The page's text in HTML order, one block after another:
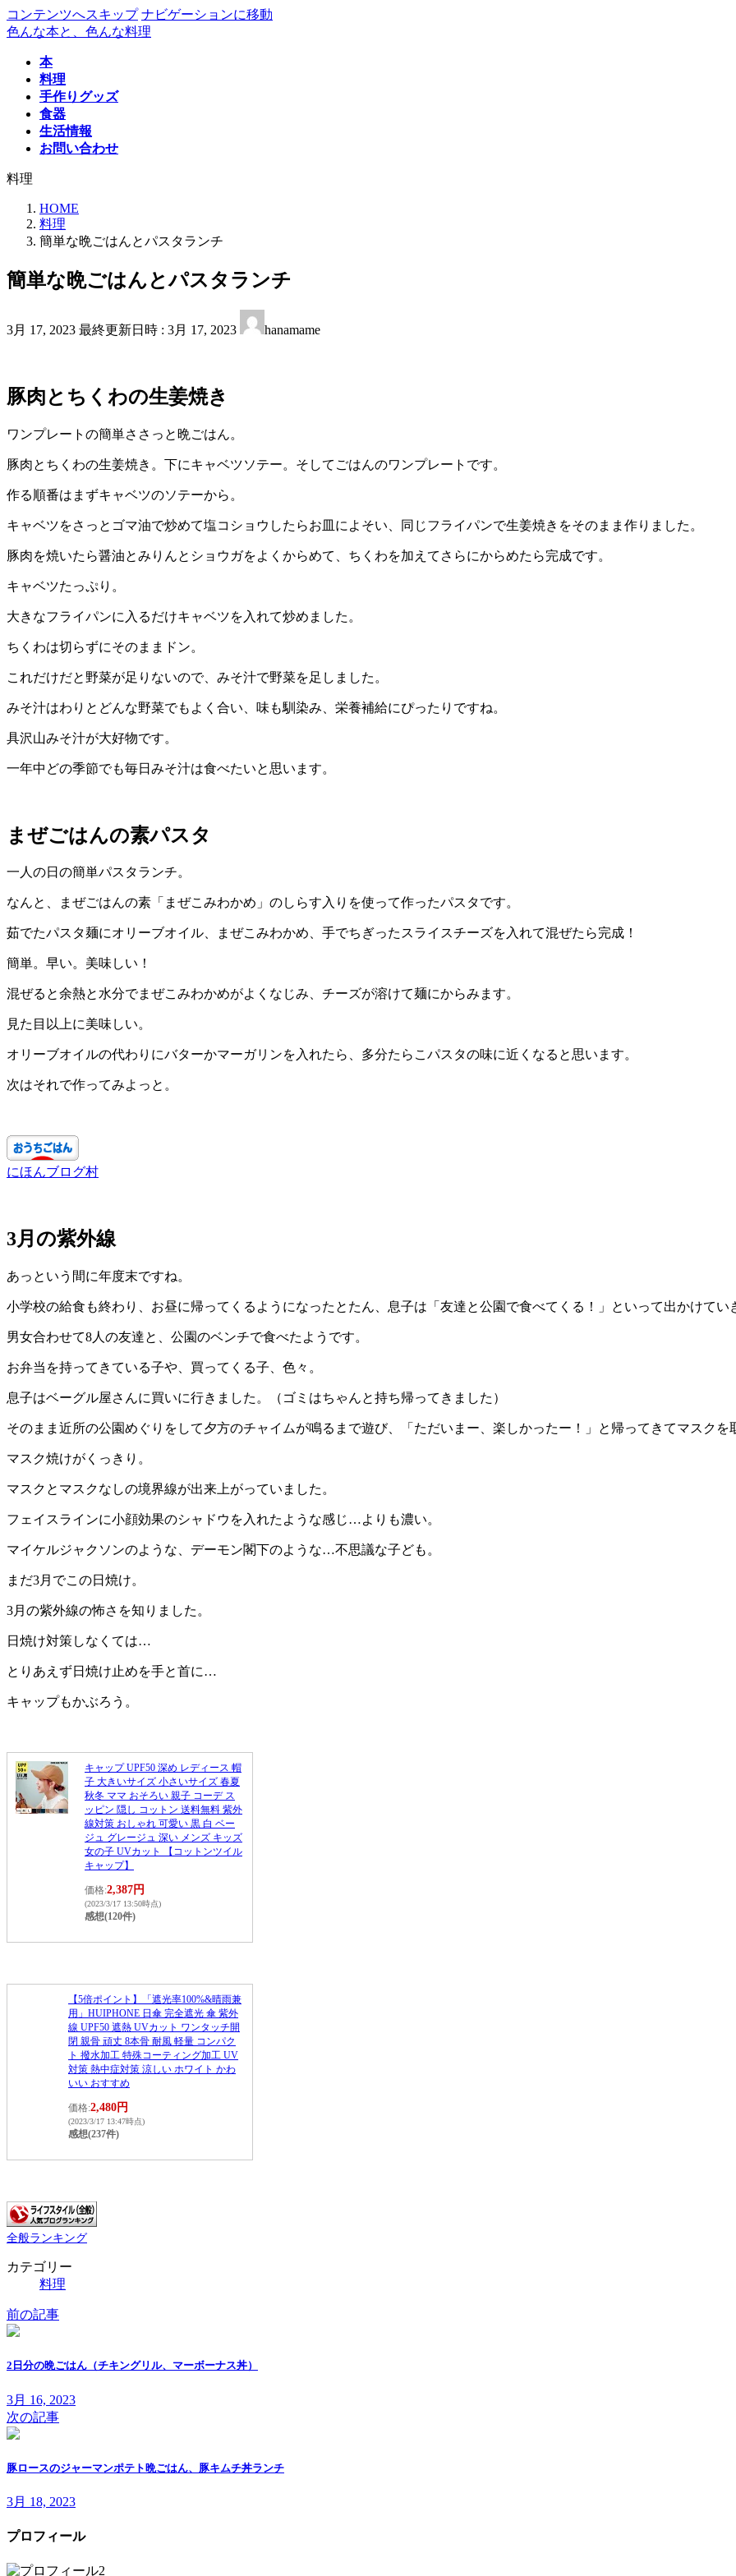
コンテンツへスキップ ナビゲーションに移動
色んな本と、色んな料理
本
料理
手作りグッズ
食器
生活情報
お問い合わせ
料理
HOME
料理
簡単な晩ごはんとパスタランチ
簡単な晩ごはんとパスタランチ
3月 17, 2023 最終更新日時 : 3月 17, 2023 hanamame
豚肉とちくわの生姜焼き
ワンプレートの簡単ささっと晩ごはん。
豚肉とちくわの生姜焼き。下にキャベツソテー。そしてごはんのワンプレートです。
作る順番はまずキャベツのソテーから。
キャベツをさっとゴマ油で炒めて塩コショウしたらお皿によそい、同じフライパンで生姜焼きをそのまま作りました。
豚肉を焼いたら醤油とみりんとショウガをよくからめて、ちくわを加えてさらにからめたら完成です。
キャベツたっぷり。
大きなフライパンに入るだけキャベツを入れて炒めました。
ちくわは切らずにそのままドン。
これだけだと野菜が足りないので、みそ汁で野菜を足しました。
みそ汁はわりとどんな野菜でもよく合い、味も馴染み、栄養補給にぴったりですね。
具沢山みそ汁が大好物です。
一年中どの季節でも毎日みそ汁は食べたいと思います。
まぜごはんの素パスタ
一人の日の簡単パスタランチ。
なんと、まぜごはんの素「まぜこみわかめ」のしらす入りを使って作ったパスタです。
茹でたパスタ麺にオリーブオイル、まぜこみわかめ、手でちぎったスライスチーズを入れて混ぜたら完成！
簡単。早い。美味しい！
混ぜると余熱と水分でまぜこみわかめがよくなじみ、チーズが溶けて麺にからみます。
見た目以上に美味しい。
オリーブオイルの代わりにバターかマーガリンを入れたら、多分たらこパスタの味に近くなると思います。
次はそれで作ってみよっと。
にほんブログ村
3月の紫外線
あっという間に年度末ですね。
小学校の給食も終わり、お昼に帰ってくるようになったとたん、息子は「友達と公園で食べてくる！」といって出かけてい
男女合わせて8人の友達と、公園のベンチで食べたようです。
お弁当を持ってきている子や、買ってくる子、色々。
息子はベーグル屋さんに買いに行きました。（ゴミはちゃんと持ち帰ってきました）
そのまま近所の公園めぐりをして夕方のチャイムが鳴るまで遊び、「ただいまー、楽しかったー！」と帰ってきてマスクを
マスク焼けがくっきり。
マスクとマスクなしの境界線が出来上がっていました。
フェイスラインに小顔効果のシャドウを入れたような感じ…よりも濃い。
マイケルジャクソンのような、デーモン閣下のような…不思議な子ども。
まだ3月でこの日焼け。
3月の紫外線の怖さを知りました。
日焼け対策しなくては…
とりあえず日焼け止めを手と首に…
キャップもかぶろう。
キャップ UPF50 深め レディース 帽
子 大きいサイズ 小さいサイズ 春夏
秋冬 ママ おそろい 親子 コーデ ス
ッピン 隠し コットン 送料無料 紫外
線対策 おしゃれ 可愛い 黒 白 ベー
ジュ グレージュ 深い メンズ キッズ
女の子 UVカット 【コットンツイル
キャップ】
価格:2,387円
(2023/3/17 13:50時点)
感想(120件)
【5倍ポイント】「遮光率100%&晴雨兼
用」HUIPHONE 日傘 完全遮光 傘 紫外
線 UPF50 遮熱 UVカット ワンタッチ開
閉 親骨 頑丈 8本骨 耐風 軽量 コンパク
ト 撥水加工 特殊コーティング加工 UV
対策 熱中症対策 涼しい ホワイト かわ
いい おすすめ
価格:2,480円
(2023/3/17 13:47時点)
感想(237件)
全般ランキング
カテゴリー
料理
前の記事
2日分の晩ごはん（チキングリル、マーボーナス丼）
3月 16, 2023
次の記事
豚ロースのジャーマンポテト晩ごはん、豚キムチ丼ランチ
3月 18, 2023
プロフィール